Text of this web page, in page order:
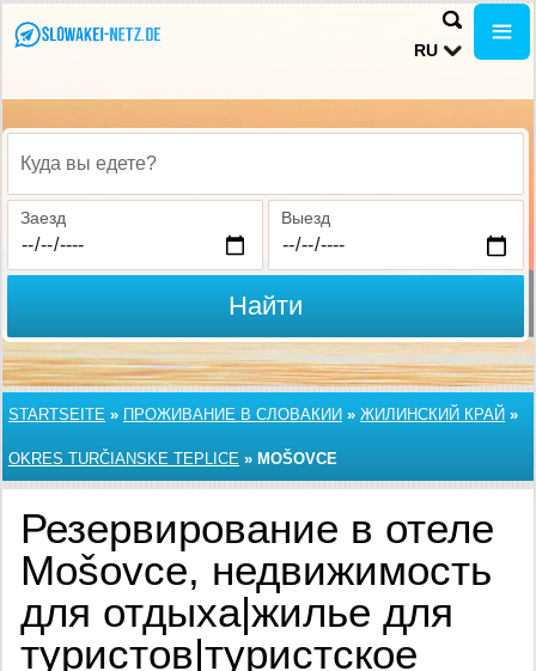
RU
Куда вы едете?
Заезд Выезд
Найти
STARTSEITE » ПРОЖИВАНИЕ В СЛОВАКИИ » ЖИЛИНСКИЙ КРАЙ »
OKRES TURČIANSKE TEPLICE » MOŠOVCE
Резервирование в отеле
Mošovce, недвижимость
для отдыха|жилье для
туристов|туристское